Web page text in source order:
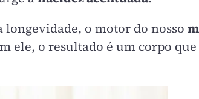
longevidade, o motor do nosso
ele, o resultado é um corpo